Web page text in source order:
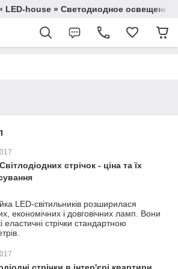
LED-house » Светодиодное освещение
стрічок - ціна та їх
LED-світильників розширилася
економічних і довговічних ламп. Вони
стрічки стандартною